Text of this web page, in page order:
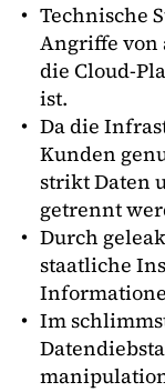
Technische
Angriffe von
die Cloud-
ist.
Da die
Kunden
strikt Daten
getrennt
Durch
staatliche
Im